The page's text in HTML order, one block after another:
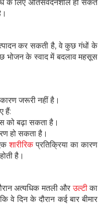
के लिए अतिसंवेदनशील हो सकते
कर सकती है, वे कुछ गंधों के
भोजन के स्वाद में बदलाव महसूस
जरूरी नहीं है।
हैं:
को बढ़ा सकता है।
हो सकता है।
शारीरिकप्रतिक्रिया का कारण
है।
अत्यधिक मतली औरउल्टीका
दिन के दौरान कई बार बीमार